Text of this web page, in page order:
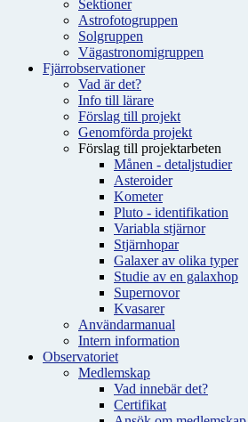
Sektioner
Astrofotogruppen
Solgruppen
Vägastronomigruppen
Fjärrobservationer
Vad är det?
Info till lärare
Förslag till projekt
Genomförda projekt
Förslag till projektarbeten
Månen - detaljstudier
Asteroider
Kometer
Pluto - identifikation
Variabla stjärnor
Stjärnhopar
Galaxer av olika typer
Studie av en galaxhop
Supernovor
Kvasarer
Användarmanual
Intern information
Observatoriet
Medlemskap
Vad innebär det?
Certifikat